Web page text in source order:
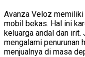
Avanza Veloz
mobil bekas. Hal ini
keluarga andal dan
mengalami penurunan
menjualnya di masa